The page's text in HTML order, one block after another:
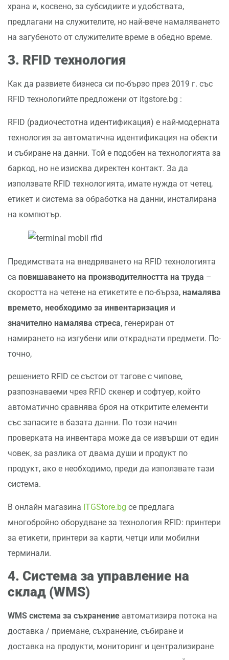
храна и, косвено, за субсидиите и удобствата,
предлагани на служителите, но най-вече намаляването
на загубеното от служителите време в обедно време.
3. RFID технология
Как да развиете бизнеса си по-бързо през 2019 г. със
RFID технологийте предложени от itgstore.bg :
RFID (радиочестотна идентификация) е най-модерната
технология за автоматична идентификация на обекти
и събиране на данни. Той е подобен на технологията за
баркод, но не изисква директен контакт. За да
използвате RFID технологията, имате нужда от четец,
етикет и система за обработка на данни, инсталирана
на компютър.
Предимствата на внедряването на RFID технологията
са повишаването на производителността на труда –
скоростта на четене на етикетите е по-бърза, намалява
времето, необходимо за инвентаризация и
значително намалява стреса, генериран от
намирането на изгубени или откраднати предмети. По-
точно,
решението RFID се състои от тагове с чипове,
разпознаваеми чрез RFID скенер и софтуер, който
автоматично сравнява броя на откритите елементи
със запасите в базата данни. По този начин
проверката на инвентара може да се извърши от един
човек, за разлика от двама души и продукт по
продукт, ако е необходимо, преди да използвате тази
система.
В онлайн магазина ITGStore.bg се предлага
многобройно оборудване за технология RFID: принтери
за етикети, принтери за карти, четци или мобилни
терминали.
4. Система за управление на
склад (WMS)
WMS система за съхранение автоматизира потока на
доставка / приемане, съхранение, събиране и
доставка на продукти, мониторинг и централизиране